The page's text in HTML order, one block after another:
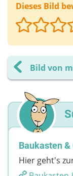
Dieses Bild
Bild von
Baukasten
Hier geht's